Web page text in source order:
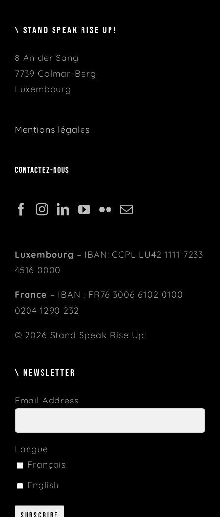
\ STAND SPEAK RISE UP!
8 An der Sang
7739 Colmar-Berg
Luxembourg
Mentions légales
Contactez-nous
Luxembourg – IBAN: CCPL LU42 1111 7233
4516 0000
France – IBAN : FR76 3006 6102 0100
0204 1290 232
© 2026 Stand Speak Rise Up!
\ NEWSLETTER
Email Address
Langue
Français
English